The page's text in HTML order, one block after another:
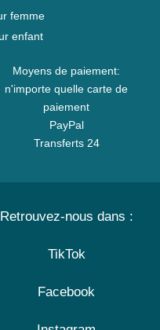
femme
enfant
Moyens de paiement:
n'importe quelle carte de
paiement
PayPal
Transferts 24
Retrouvez-nous dans :
TikTok
Facebook